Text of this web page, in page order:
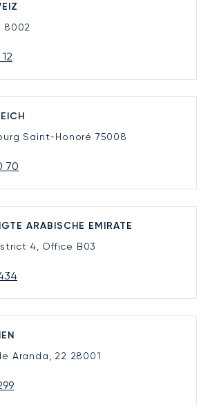
8002
Saint-Honoré 75008
70
ARABISCHE EMIRATE
4, Office B03
Aranda, 22 28001